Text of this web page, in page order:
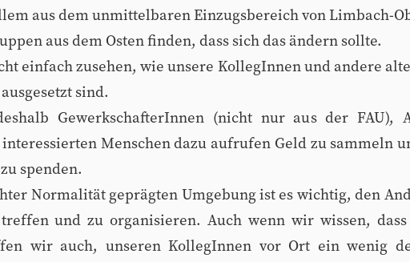
aus dem unmittelbaren Einzugsbereich von Limbach-
aus dem Osten finden, dass sich das ändern sollte.
einfach zusehen, wie unsere KollegInnen und andere
sind.
GewerkschafterInnen (nicht nur aus der FAU),
Menschen dazu aufrufen Geld zu sammeln
spenden.
Normalität geprägten Umgebung ist es wichtig, den
und zu organisieren. Auch wenn wir wissen,
wir auch, unseren KollegInnen vor Ort ein wenig